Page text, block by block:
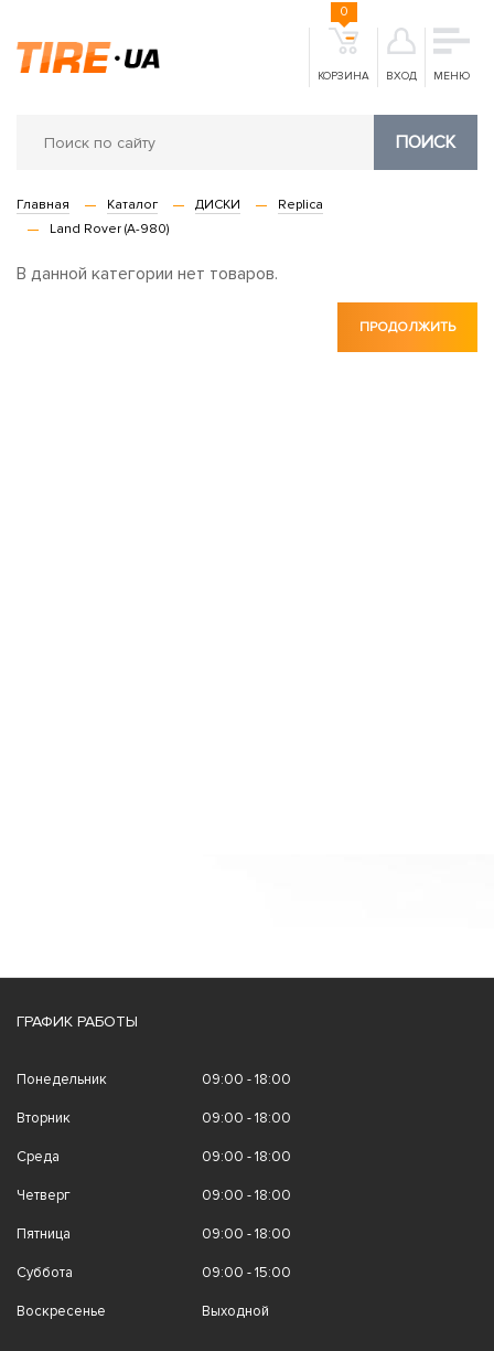
КОРЗИНА
0
ВХОД МЕНЮ
ПОИСК
Главная Каталог ДИСКИ
Replica
Land Rover (A-980)
В данной категории нет товаров.
ПРОДОЛЖИТЬ
ГРАФИК РАБОТЫ
Понедельник 09:00 - 18:00
Вторник 09:00 - 18:00
Среда 09:00 - 18:00
Четверг 09:00 - 18:00
Пятница 09:00 - 18:00
Суббота 09:00 - 15:00
Воскресенье Выходной